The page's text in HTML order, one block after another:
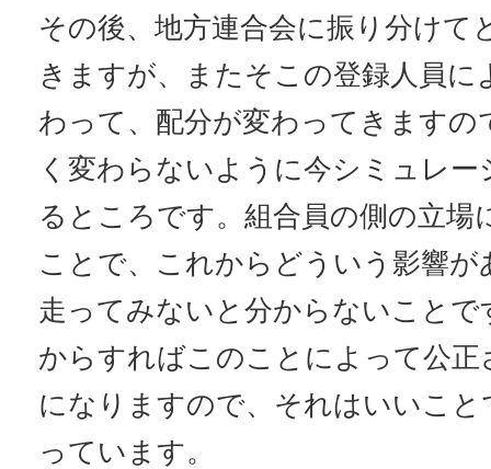
その後、地方連合会に振り分けて
きますが、またそこの登録人員に
わって、配分が変わってきますの
く変わらないように今シミュレ
るところです。組合員の側の立場
ことで、これからどういう影響
走ってみないと分からないことで
からすればこのことによって公
になりますので、それはいいこ
っています。